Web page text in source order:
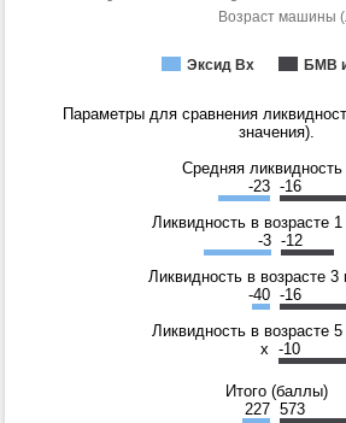
Возраст машины
Эксид Вх БМВ
Параметры для сравнения
значения).
Средняя ликвидность
-23 -16
Ликвидность в возрасте
-3 -12
Ликвидность в возрасте 3
-40 -16
Ликвидность в возрасте
x -10
Итого (баллы)
227 573